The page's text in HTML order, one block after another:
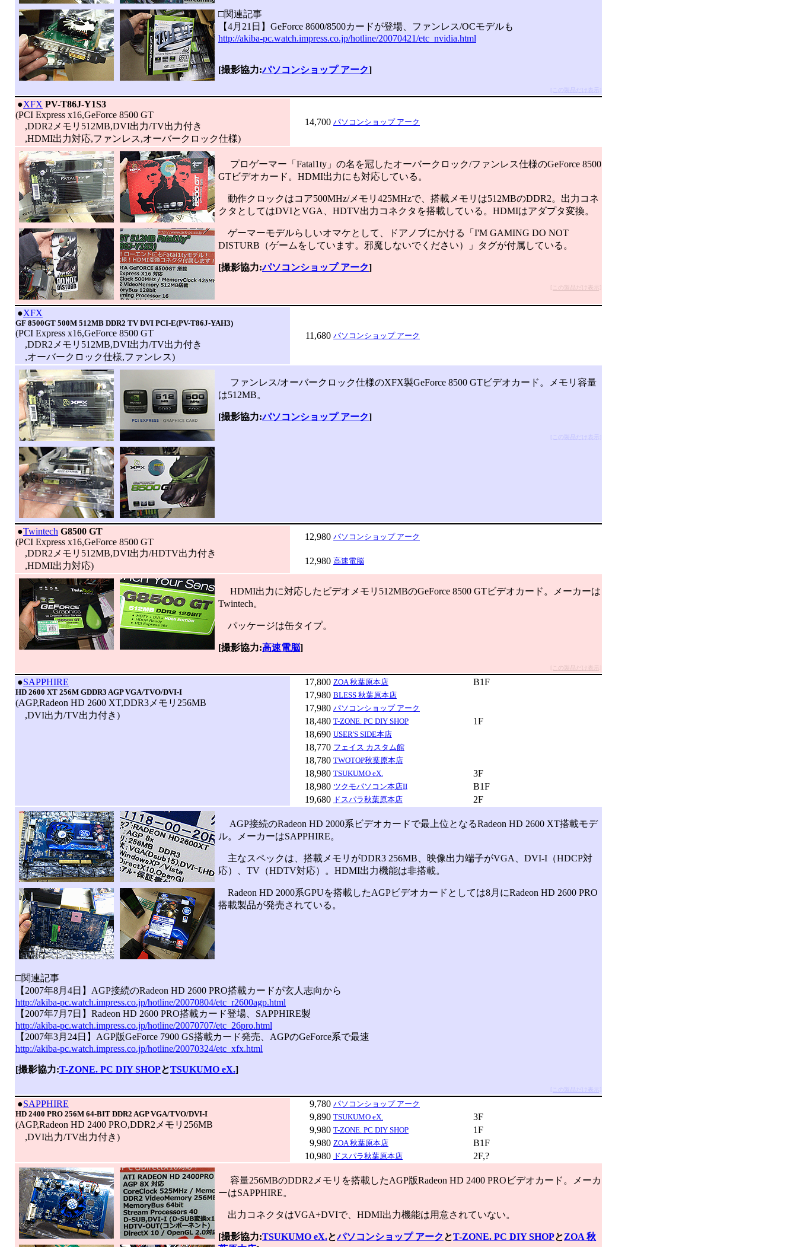
□関連記事
【4月21日】GeForce 8600/8500カードが登場、ファンレス/OCモデルも
http://akiba-pc.watch.impress.co.jp/hotline/20070421/etc_nvidia.html
[撮影協力:パソコンショップ アーク]
[この製品だけ表示]
●XFX PV-T86J-Y1S3
(PCI Express x16,GeForce 8500 GT
,DDR2メモリ512MB,DVI出力/TV出力付き
,HDMI出力対応,ファンレス,オーバークロック仕様)
14,700 パソコンショップ アーク
プロゲーマー「Fatal1ty」の名を冠したオーバークロック/ファンレス仕様のGeForce 8500
GTビデオカード。HDMI出力にも対応している。
動作クロックはコア500MHz/メモリ425MHzで、搭載メモリは512MBのDDR2。出力コネ
クタとしてはDVIとVGA、HDTV出力コネクタを搭載している。HDMIはアダプタ変換。
ゲーマーモデルらしいオマケとして、ドアノブにかける「I'M GAMING DO NOT
DISTURB（ゲームをしています。邪魔しないでください）」タグが付属している。
[撮影協力:パソコンショップ アーク]
[この製品だけ表示]
●XFX
GF 8500GT 500M 512MB DDR2 TV DVI PCI-E(PV-T86J-YAH3)
(PCI Express x16,GeForce 8500 GT
,DDR2メモリ512MB,DVI出力/TV出力付き
,オーバークロック仕様,ファンレス)
11,680 パソコンショップ アーク
ファンレス/オーバークロック仕様のXFX製GeForce 8500 GTビデオカード。メモリ容量
は512MB。
[撮影協力:パソコンショップ アーク]
[この製品だけ表示]
●Twintech G8500 GT
(PCI Express x16,GeForce 8500 GT
,DDR2メモリ512MB,DVI出力/HDTV出力付き
,HDMI出力対応)
12,980 パソコンショップ アーク
12,980 高速電脳
HDMI出力に対応したビデオメモリ512MBのGeForce 8500 GTビデオカード。メーカーは
Twintech。
パッケージは缶タイプ。
[撮影協力:高速電脳]
[この製品だけ表示]
●SAPPHIRE
HD 2600 XT 256M GDDR3 AGP VGA/TVO/DVI-I
(AGP,Radeon HD 2600 XT,DDR3メモリ256MB
,DVI出力/TV出力付き)
17,800 ZOA 秋葉原本店
B1F
17,980 BLESS 秋葉原本店
17,980 パソコンショップ アーク
18,480 T-ZONE. PC DIY SHOP
1F
18,690 USER'S SIDE本店
18,770 フェイス カスタム館
18,780 TWOTOP秋葉原本店
18,980 TSUKUMO eX.
3F
18,980 ツクモパソコン本店II
B1F
19,680 ドスパラ秋葉原本店 2F
AGP接続のRadeon HD 2000系ビデオカードで最上位となるRadeon HD 2600 XT搭載モデ
ル。メーカーはSAPPHIRE。
主なスペックは、搭載メモリがDDR3 256MB、映像出力端子がVGA、DVI-I（HDCP対
応）、TV（HDTV対応）。HDMI出力機能は非搭載。
Radeon HD 2000系GPUを搭載したAGPビデオカードとしては8月にRadeon HD 2600 PRO
搭載製品が発売されている。
□関連記事
【2007年8月4日】AGP接続のRadeon HD 2600 PRO搭載カードが玄人志向から
http://akiba-pc.watch.impress.co.jp/hotline/20070804/etc_r2600agp.html
【2007年7月7日】Radeon HD 2600 PRO搭載カード登場、SAPPHIRE製
http://akiba-pc.watch.impress.co.jp/hotline/20070707/etc_26pro.html
【2007年3月24日】AGP版GeForce 7900 GS搭載カード発売、AGPのGeForce系で最速
http://akiba-pc.watch.impress.co.jp/hotline/20070324/etc_xfx.html
[撮影協力:T-ZONE. PC DIY SHOPとTSUKUMO eX.]
[この製品だけ表示]
●SAPPHIRE
HD 2400 PRO 256M 64-BIT DDR2 AGP VGA/TVO/DVI-I
(AGP,Radeon HD 2400 PRO,DDR2メモリ256MB
,DVI出力/TV出力付き)
9,780 パソコンショップ アーク
9,890 TSUKUMO eX.
3F
9,980 T-ZONE. PC DIY SHOP
1F
9,980 ZOA 秋葉原本店
B1F
10,980 ドスパラ秋葉原本店 2F,?
容量256MBのDDR2メモリを搭載したAGP版Radeon HD 2400 PROビデオカード。メーカ
ーはSAPPHIRE。
出力コネクタはVGA+DVIで、HDMI出力機能は用意されていない。
[撮影協力:TSUKUMO eX.とパソコンショップ アーク とT-ZONE. PC DIY SHOPとZOA 秋